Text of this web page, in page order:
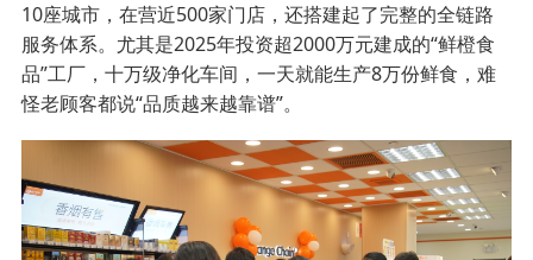
10座城市，在营近500家门店，还搭建起了完整的全链路
服务体系。尤其是2025年投资超2000万元建成的“鲜橙食
品”工厂，十万级净化车间，一天就能生产8万份鲜食，难
怪老顾客都说“品质越来越靠谱”。